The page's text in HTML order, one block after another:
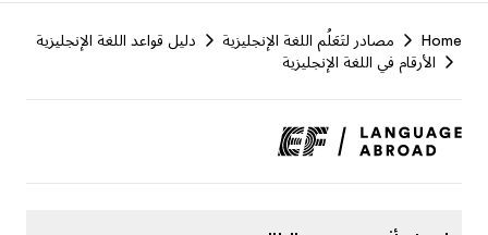
Home مصادر لتَعَلُم اللغة الإنجليزية
دليل قواعد اللغة الإنجليزية
الأرقام في اللغة الإنجليزية